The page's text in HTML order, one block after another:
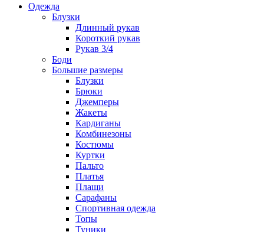
Одежда
Блузки
Длинный рукав
Короткий рукав
Рукав 3/4
Боди
Большие размеры
Блузки
Брюки
Джемперы
Жакеты
Кардиганы
Комбинезоны
Костюмы
Куртки
Пальто
Платья
Плащи
Сарафаны
Спортивная одежда
Топы
Туники